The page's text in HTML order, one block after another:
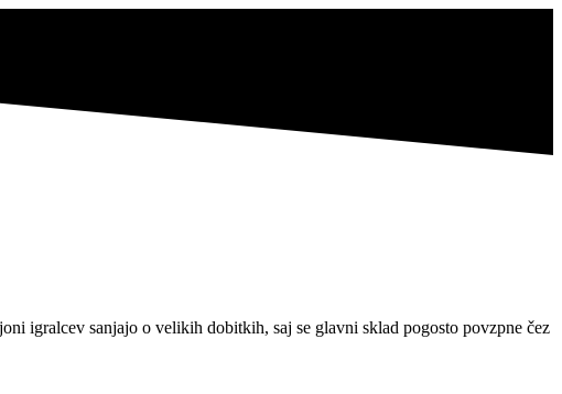
igralcev sanjajo o velikih dobitkih, saj se glavni sklad pogosto povzpne čez